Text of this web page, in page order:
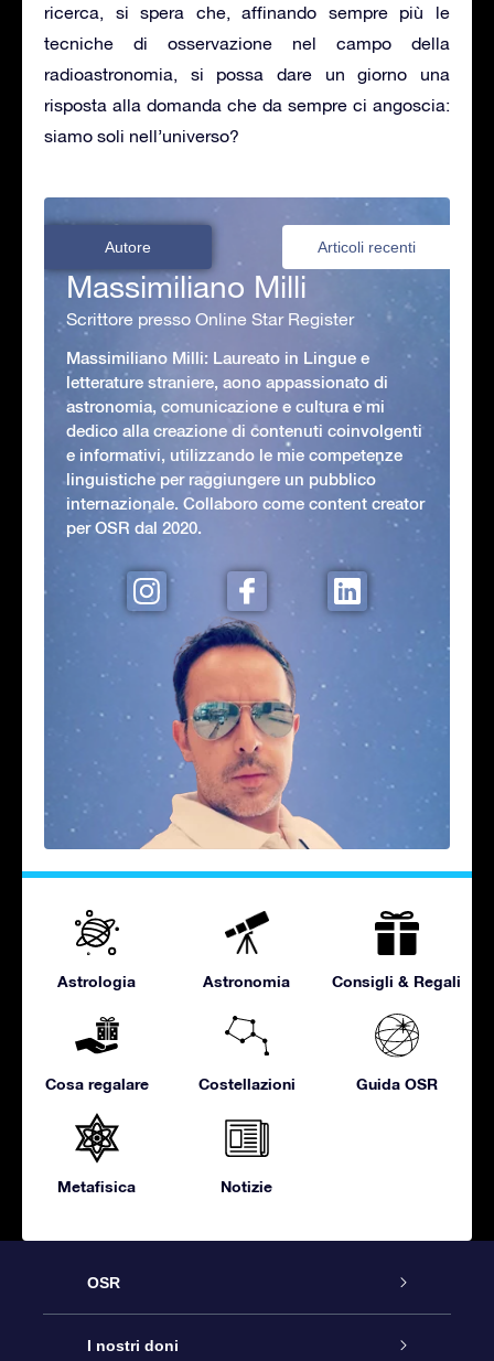
ricerca, si spera che, affinando sempre più le
tecniche di osservazione nel campo della
radioastronomia, si possa dare un giorno una
risposta alla domanda che da sempre ci angoscia:
siamo soli nell’universo?
Autore Articoli recenti
Massimiliano Milli
Scrittore presso Online Star Register
Massimiliano Milli: Laureato in Lingue e
letterature straniere, aono appassionato di
astronomia, comunicazione e cultura e mi
dedico alla creazione di contenuti coinvolgenti
e informativi, utilizzando le mie competenze
linguistiche per raggiungere un pubblico
internazionale. Collaboro come content creator
per OSR dal 2020.
Astrologia Astronomia Consigli & Regali
Cosa regalare Costellazioni Guida OSR
Metafisica Notizie
OSR
Assistenza
I nostri doni